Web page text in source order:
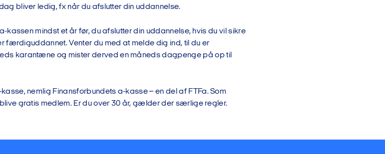
bliver ledig, fx når du afslutter din uddannelse.
kassen mindst et år før, du afslutter din uddannelse, hvis du vil sikre
færdiguddannet. Venter du med at melde dig ind, til du er
karantæne og mister derved en måneds dagpenge på op til
nemlig Finansforbundets a-kasse – en del af FTFa. Som
gratis medlem. Er du over 30 år, gælder der særlige regler.